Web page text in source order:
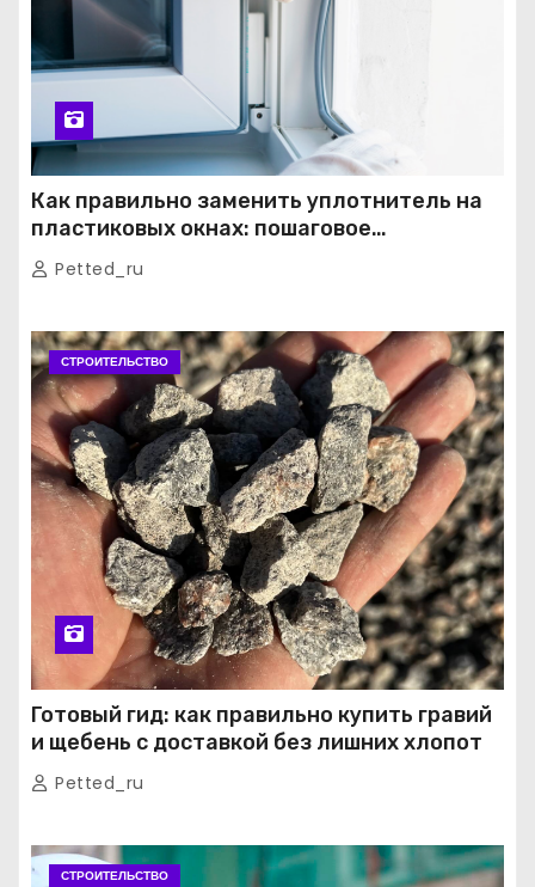
Как правильно заменить уплотнитель на
пластиковых окнах: пошаговое
руководство от экспертов
Petted_ru
СТРОИТЕЛЬСТВО
Готовый гид: как правильно купить гравий
и щебень с доставкой без лишних хлопот
Petted_ru
СТРОИТЕЛЬСТВО